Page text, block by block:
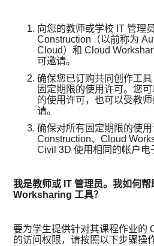
向您的教师或学校 IT 管理
Construction（以前称为
Cloud）和 Cloud
可邀请。
确保您已订购共同创作工
固定期限的使用许可。您
的使用许可，也可以受教
请。
确保对所有固定期限的使
Construction、Cloud
Civil 3D 使用相同的帐户电
我是教师或 IT 管理员。我如何
Worksharing 工具？
要为学生提供针对其课程作业的
的访问权限，请按照以下步骤操